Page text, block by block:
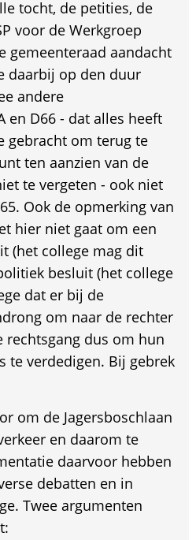
tocht, de petities, de
voor de Werkgroep
gemeenteraad aandacht
daarbij op den duur
andere
en D66 - dat alles heeft
gebracht om terug te
ten aanzien van de
te vergeten - ook niet
Ook de opmerking van
hier niet gaat om een
(het college mag dit
besluit (het college
dat er bij de
om naar de rechter
rechtsgang dus om hun
te verdedigen. Bij gebrek
om de Jagersboschlaan
en daarom te
daarvoor hebben
debatten en in
Twee argumenten